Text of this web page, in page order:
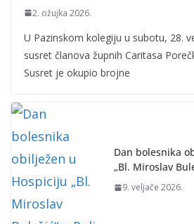
2. ožujka 2026.
U Pazinskom kolegiju u subotu, 28.
susret članova župnih Caritasa
Susret je okupio brojne
Dan bolesnika
„Bl. Miroslav
9. veljače 2026.